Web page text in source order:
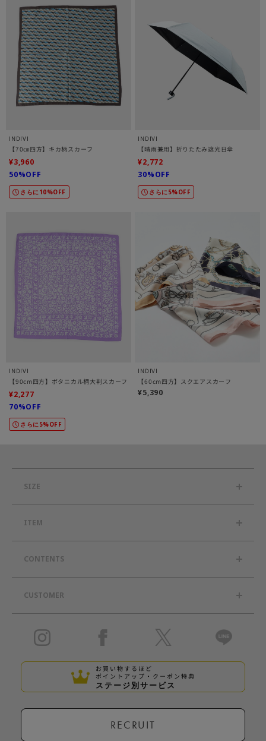
INDIVI
【70㎝四方】キカ柄スカーフ
¥3,960
50%OFF
さらに10%OFF
INDIVI
【晴雨兼用】折りたたみ遮光日傘
¥2,772
30%OFF
さらに5%OFF
INDIVI
【90cm四方】ボタニカル柄大判スカーフ
¥2,277
70%OFF
さらに5%OFF
INDIVI
【60cm四方】スクエアスカーフ
¥5,390
SIZE
ITEM
CONTENTS
CUSTOMER
お買い物するほど
ポイントアップ・クーポン特典
ステージ別サービス
RECRUIT